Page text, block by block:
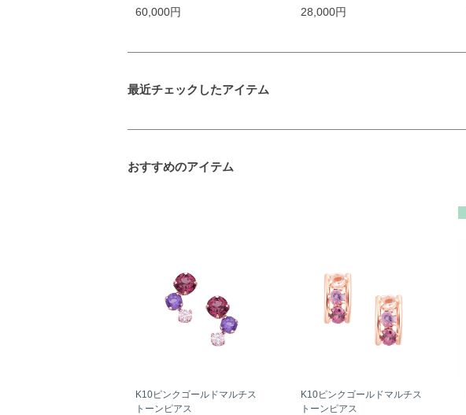
60,000円 28,000円
最近チェックしたアイテム
おすすめのアイテム
K10ピンクゴールドマルチス
トーンピアス
K10ピンクゴールドマルチス
トーンピアス